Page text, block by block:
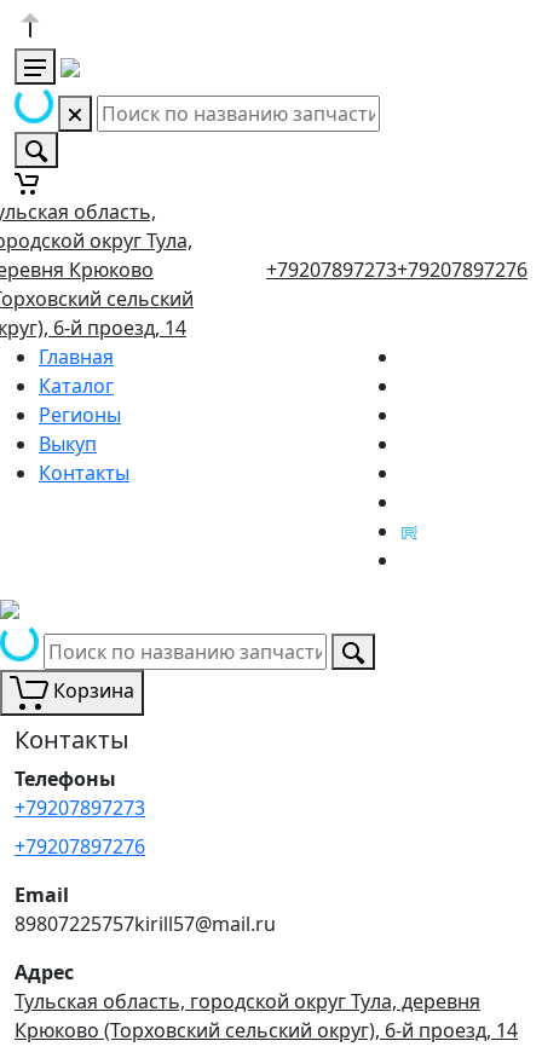
область,
округ Тула,
Крюково
сельский
6-й проезд, 14
+79207897273+79207897276
Главная
Каталог
Регионы
Выкуп
Контакты
Корзина
Контакты
Телефоны
+79207897273
+79207897276
Email
89807225757kirill57@mail.ru
Адрес
Тульская область, городской округ Тула, деревня
Крюково (Торховский сельский округ), 6-й проезд, 14